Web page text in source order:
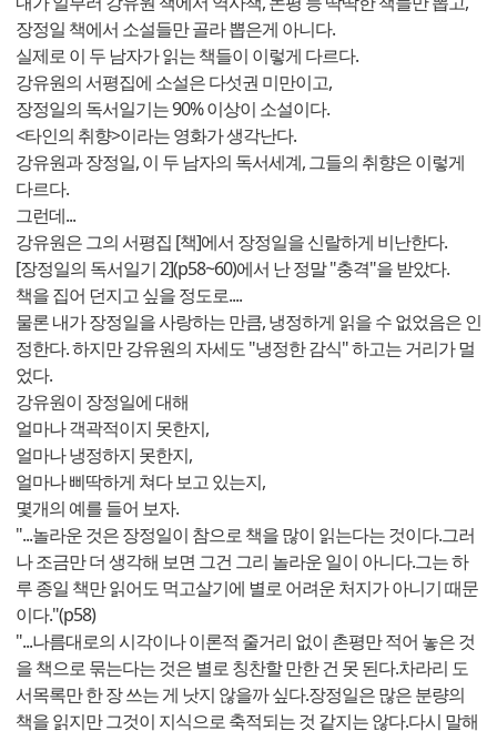
장정일 책에서 소설들만 골라 뽑은게 아니다.
실제로 이 두 남자가 읽는 책들이 이렇게 다르다.
강유원의 서평집에 소설은 다섯권 미만이고,
장정일의 독서일기는 90% 이상이 소설이다.
<타인의 취향>이라는 영화가 생각난다.
강유원과 장정일, 이 두 남자의 독서세계, 그들의 취향은 이렇게
다르다.
그런데...
강유원은 그의 서평집 [책]에서 장정일을 신랄하게 비난한다.
[장정일의 독서일기 2](p58~60)에서 난 정말 "충격"을 받았다.
책을 집어 던지고 싶을 정도로....
물론 내가 장정일을 사랑하는 만큼, 냉정하게 읽을 수 없었음은 인
정한다. 하지만 강유원의 자세도 "냉정한 감식" 하고는 거리가 멀
었다.
강유원이 장정일에 대해
얼마나 객곽적이지 못한지,
얼마나 냉정하지 못한지,
얼마나 삐딱하게 쳐다 보고 있는지,
몇개의 예를 들어 보자.
"...놀라운 것은 장정일이 참으로 책을 많이 읽는다는 것이다.그러
나 조금만 더 생각해 보면 그건 그리 놀라운 일이 아니다.그는 하
루 종일 책만 읽어도 먹고살기에 별로 어려운 처지가 아니기 때문
이다."(p58)
"...나름대로의 시각이나 이론적 줄거리 없이 촌평만 적어 놓은 것
을 책으로 묶는다는 것은 별로 칭찬할 만한 건 못 된다.차라리 도
서목록만 한 장 쓰는 게 낫지 않을까 싶다.장정일은 많은 분량의
책을 읽지만 그것이 지식으로 축적되는 것 같지는 않다.다시 말해